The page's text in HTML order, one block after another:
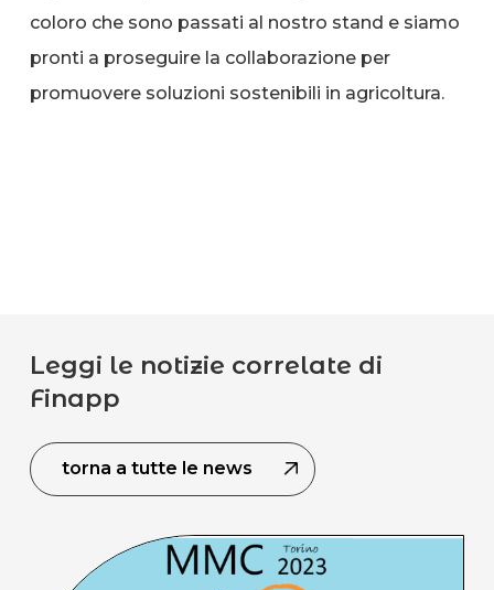
coloro che sono passati al nostro stand e siamo
pronti a proseguire la collaborazione per
promuovere soluzioni sostenibili in agricoltura.
Leggi le notizie correlate di
Finapp
torna a tutte le news